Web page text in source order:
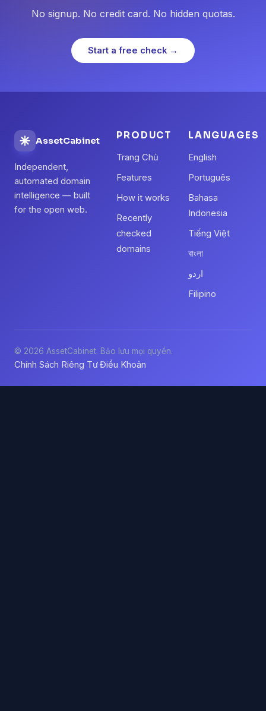
No signup. No credit card. No hidden quotas.
Start a free check →
AssetCabinet
Independent,
automated domain
intelligence — built
for the open web.
PRODUCT
Trang Chủ
Features
How it works
Recently
checked
domains
LANGUAGES
English
Português
Bahasa
Indonesia
Tiếng Việt
বাংলা
اردو
Filipino
© 2026 AssetCabinet. Bảo lưu mọi quyền.
Chính Sách Riêng Tư·Điều Khoản